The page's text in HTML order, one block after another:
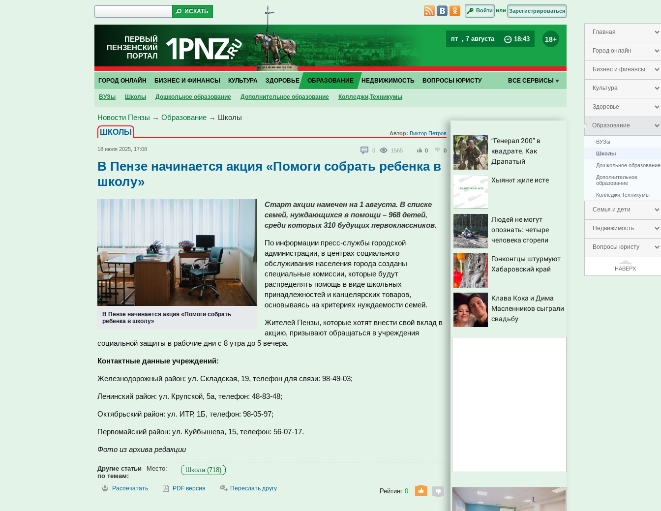
Главная
Город онлайн
Бизнес и финансы
Культура
Здоровье
Образование
ВУЗы
Школы
Дошкольное образование
Дополнительное
образование
Колледжи,Техникумы
Семья и дети
Недвижимость
Вопросы юристу
НАВЕРХ
Войти или Зарегистрироваться
ПЕРВЫЙ
ПЕНЗЕНСКИЙ
ПОРТАЛ
пт , 7 августа 18:43 18+
ГОРОД ОНЛАЙН БИЗНЕС И ФИНАНСЫ КУЛЬТУРА ЗДОРОВЬЕ ОБРАЗОВАНИЕ
ВУЗы Школы Дошкольное образование Дополнительное образование Колледжи,Техникумы
НЕДВИЖИМОСТЬ ВОПРОСЫ ЮРИСТУ ВСЕ СЕРВИСЫ
Новости Пензы → Образование → Школы
ШКОЛЫ
Автор: Виктор Петров
18 июля 2025, 17:08 0 1565 0 0
В Пензе начинается акция «Помоги собрать ребенка в
школу»
В Пензе начинается акция «Помоги собрать
ребенка в школу»
Старт акции намечен на 1 августа. В списке
семей, нуждающихся в помощи – 968 детей,
среди которых 310 будущих первоклассников.
По информации пресс-службы городской
администрации, в центрах социального
обслуживания населения города созданы
специальные комиссии, которые будут
распределять помощь в виде школьных
принадлежностей и канцелярских товаров,
основываясь на критериях нуждаемости семей.
Жителей Пензы, которые хотят внести свой вклад в
акцию, призывают обращаться в учреждения
социальной защиты в рабочие дни с 8 утра до 5 вечера.
Контактные данные учреждений:
Железнодорожный район: ул. Складская, 19, телефон для связи: 98-49-03;
Ленинский район: ул. Крупской, 5а, телефон: 48-83-48;
Октябрьский район: ул. ИТР, 1Б, телефон: 98-05-97;
Первомайский район: ул. Куйбышева, 15, телефон: 56-07-17.
Фото из архива редакции
Другие статьи
по темам:
Место: Школа (718)
Распечатать PDF версия Переслать другу Рейтинг 0
“Генерал 200” в
квадрате. Как
Драпатый
Хыянәт җиле исте
Людей не могут
опознать: четыре
человека сгорели
ДТП на трассе
07/08/2026 – Новости
Гонконгцы штурмуют
Хабаровский край
Клава Кока и Дима
Масленников сыграли
свадьбу